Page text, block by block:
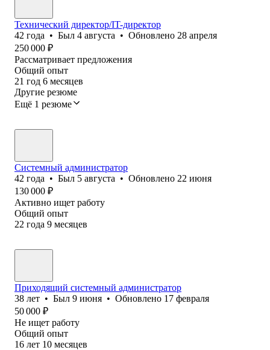
Технический директор/IT-директор
42 года • Был 4 августа • Обновлено 28 апреля
250 000 ₽
Рассматривает предложения
Общий опыт
21 год 6 месяцев
Другие резюме
Ещё 1 резюме
Системный администратор
42 года • Был 5 августа • Обновлено 22 июня
130 000 ₽
Активно ищет работу
Общий опыт
22 года 9 месяцев
Приходящий системный администратор
38 лет • Был 9 июня • Обновлено 17 февраля
50 000 ₽
Не ищет работу
Общий опыт
16 лет 10 месяцев